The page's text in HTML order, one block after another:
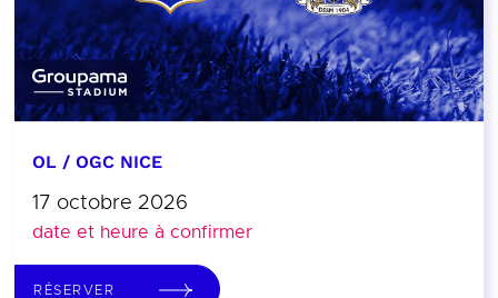
OL / OGC NICE
17 octobre 2026
date et heure à confirmer
RÉSERVER